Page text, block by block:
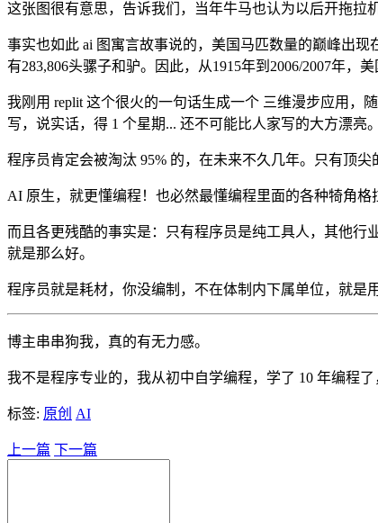
这张图很有意思，告诉我们，当年牛马也认为以后开拖拉
事实也如此 ai 图寓言故事说的，美国马匹数量的巅峰出现
有283,806头骡子和驴。因此，从1915年到2006/2007年，
我刚用 replit 这个很火的一句话生成一个 三维漫步应用，
写，说实话，得 1 个星期... 还不可能比人家写的大方漂亮
程序员肯定会被淘汰 95% 的，在未来不久几年。只有顶
AI 原生，就更懂编程！也必然最懂编程里面的各种犄角格
而且各更残酷的事实是：只有程序员是纯工具人，其他
就是那么好。
程序员就是耗材，你没编制，不在体制内下属单位，就是
博主串串狗我，真的有无力感。
我不是程序专业的，我从初中自学编程，学了 10 年编程
标签: 原创 AI
上一篇 下一篇